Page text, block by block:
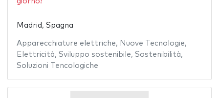
Madrid, Spagna
Apparecchiature elettriche, Nuove Tecnologie,
Elettricità, Sviluppo sostenibile, Sostenibilità,
Soluzioni Tencologiche